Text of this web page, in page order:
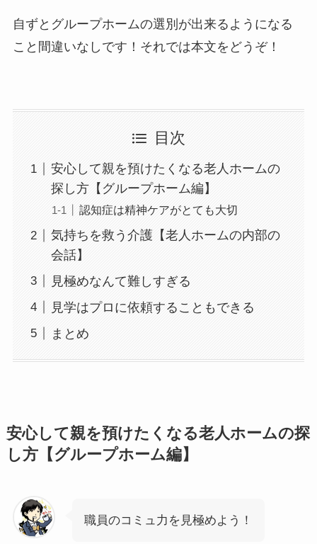
自ずとグループホームの選別が出来るようになる
こと間違いなしです！それでは本文をどうぞ！
目次
安心して親を預けたくなる老人ホームの
探し方【グループホーム編】
認知症は精神ケアがとても大切
気持ちを救う介護【老人ホームの内部の
会話】
見極めなんて難しすぎる
見学はプロに依頼することもできる
まとめ
安心して親を預けたくなる老人ホームの探
し方【グループホーム編】
職員のコミュ力を見極めよう！